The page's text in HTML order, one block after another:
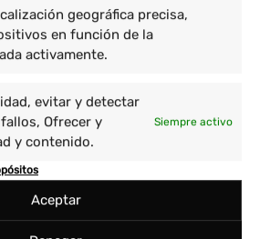
geográfica precisa,
en función de la
activamente.
evitar y detectar
Ofrecer y
y contenido.
Siempre activo
Aceptar
Proyectos
Prácticas Universitarias
Sanidad
Viajes Solidarios
Voluntariado Corporativo
Cooperatour